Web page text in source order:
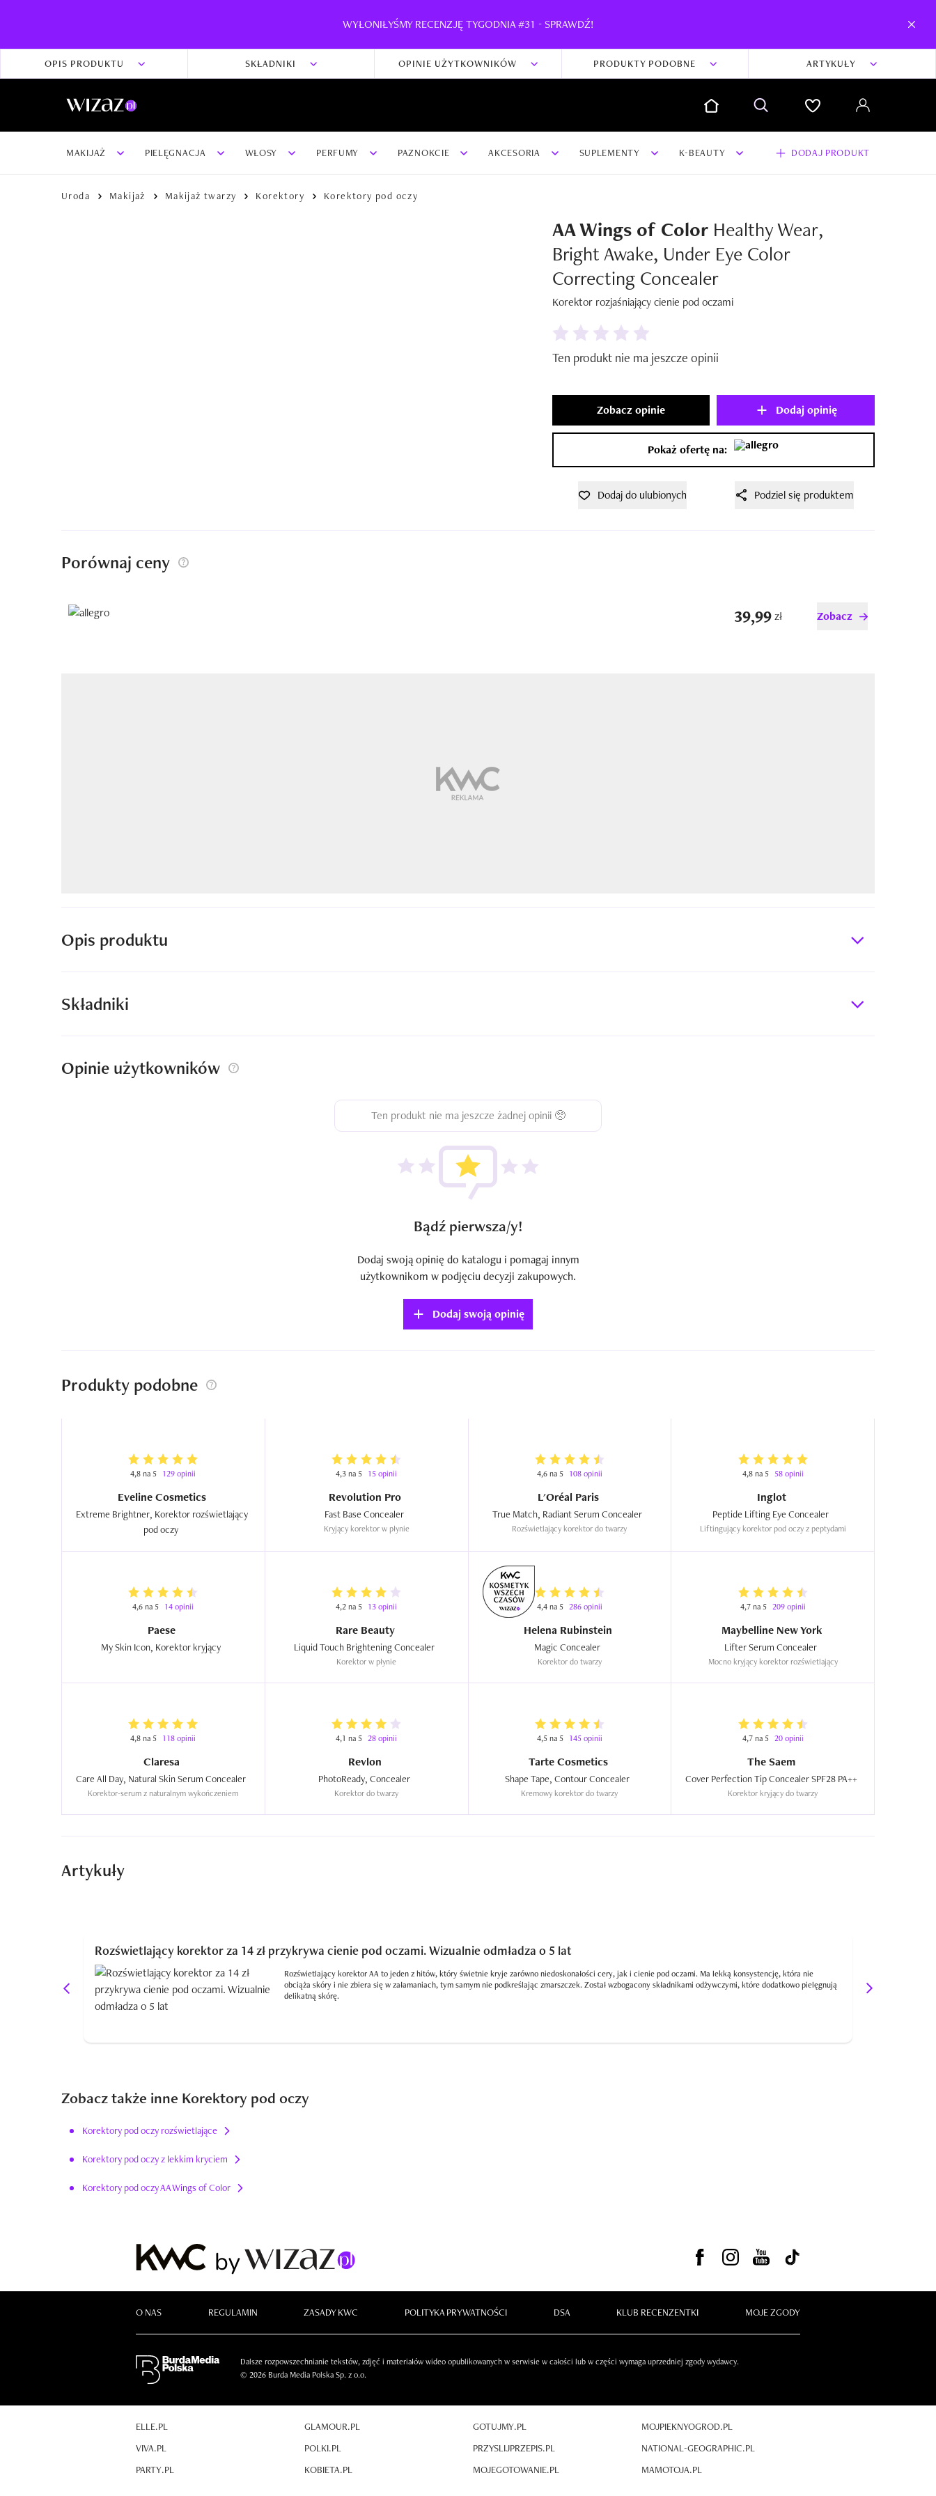
WYŁONIŁYŚMY RECENZJĘ TYGODNIA #31 - SPRAWDŹ!
OPIS PRODUKTU SKŁADNIKI OPINIE UŻYTKOWNIKÓW PRODUKTY PODOBNE ARTYKUŁY
MAKIJAŻ PIELĘGNACJA WŁOSY PERFUMY PAZNOKCIE AKCESORIA SUPLEMENTY K-BEAUTY DODAJ PRODUKT
Uroda Makijaż Makijaż twarzy Korektory Korektory pod oczy
AA Wings of ColorHealthy Wear,
Bright Awake, Under Eye Color
Correcting Concealer
Korektor rozjaśniający cienie pod oczami
Ten produkt nie ma jeszcze opinii
Zobacz opinie Dodaj opinię
Pokaż ofertę na:
Dodaj do ulubionych Podziel się produktem
Porównaj ceny
39,99zł Zobacz
Opis produktu
Składniki
Opinie użytkowników
Ten produkt nie ma jeszcze żadnej opinii 🥺
Bądź pierwsza/y!
Dodaj swoją opinię do katalogu i pomagaj innym
użytkownikom w podjęciu decyzji zakupowych.
Dodaj swoją opinię
Produkty podobne
4,8 na 5 129 opinii
Eveline Cosmetics
Extreme Brightner, Korektor rozświetlający
4,3 na 5 15 opinii
Revolution Pro
Kryjący korektor w płynie
4,6 na 5 108 opinii
L'Oréal Paris
Rozświetlający korektor do twarzy
4,8 na 5 58 opinii
Inglot
Liftingujący korektor pod oczy z peptydami
4,6 na 5 14 opinii
Paese
4,2 na 5 13 opinii
Rare Beauty
Korektor w płynie
4,4 na 5 286 opinii
Helena Rubinstein
Korektor do twarzy
4,7 na 5 209 opinii
Maybelline New York
Mocno kryjący korektor rozświetlający
4,8 na 5 118 opinii
Claresa
Korektor-serum z naturalnym wykończeniem
4,1 na 5 28 opinii
Revlon
Korektor do twarzy
4,5 na 5 145 opinii
Tarte Cosmetics
Kremowy korektor do twarzy
4,7 na 5 20 opinii
The Saem
Korektor kryjący do twarzy
Artykuły
Rozświetlający korektor za 14 zł przykrywa cienie pod oczami. Wizualnie odmładza o 5 lat
Rozświetlający korektor AA to jeden z hitów, który świetnie kryje zarówno niedoskonałości cery, jak i cienie pod oczami. Ma lekką konsystencję, która nie
obciąża skóry i nie zbiera się w załamaniach, tym samym nie podkreślając zmarszczek. Został wzbogacony składnikami odżywczymi, które dodatkowo pielęgnują
delikatną skórę.
Zobacz także inne Korektory pod oczy
Korektory pod oczy rozświetlające
Korektory pod oczy z lekkim kryciem
Korektory pod oczy AA Wings of Color
O NAS REGULAMIN ZASADY KWC POLITYKA PRYWATNOŚCI DSA KLUB RECENZENTKI MOJE ZGODY
Dalsze rozpowszechnianie tekstów, zdjęć i materiałów wideo opublikowanych w serwisie w całości lub w części wymaga uprzedniej zgody wydawcy.
© 2026 Burda Media Polska Sp. z o.o.
ELLE.PL
VIVA.PL
PARTY.PL
GLAMOUR.PL
POLKI.PL
KOBIETA.PL
GOTUJMY.PL
PRZYSLIJPRZEPIS.PL
MOJEGOTOWANIE.PL
MOJPIEKNYOGROD.PL
NATIONAL-GEOGRAPHIC.PL
MAMOTOJA.PL